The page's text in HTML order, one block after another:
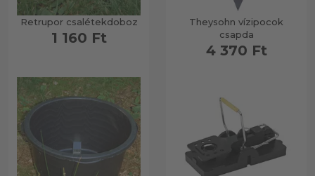
Retrupor csalétekdoboz
1 160 Ft
Theysohn vízipocok
csapda
4 370 Ft